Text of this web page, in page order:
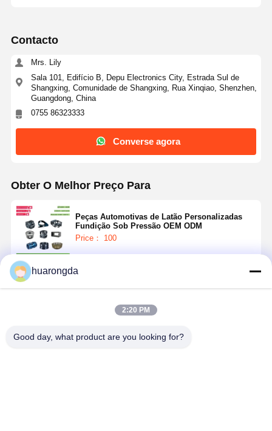
Contacto
Mrs. Lily
Sala 101, Edifício B, Depu Electronics City, Estrada Sul de
Shangxing, Comunidade de Shangxing, Rua Xinqiao, Shenzhen,
Guangdong, China
0755 86323333
Converse agora
Obter O Melhor Preço Para
Peças Automotivas de Latão Personalizadas
Fundição Sob Pressão OEM ODM
Price： 100
huarongda
2:20 PM
Good day, what product are you looking for?